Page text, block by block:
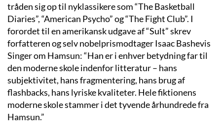
tråden sig op til nyklassikere som “The Basketball
Diaries”, “American Psycho” og “The Fight Club”. I
forordet til en amerikansk udgave af “Sult” skrev
forfatteren og selv nobelprismodtager Isaac Bashevis
Singer om Hamsun: “Han er i enhver betydning far til
den moderne skole indenfor litteratur – hans
subjektivitet, hans fragmentering, hans brug af
flashbacks, hans lyriske kvaliteter. Hele fiktionens
moderne skole stammer i det tyvende århundrede fra
Hamsun.”